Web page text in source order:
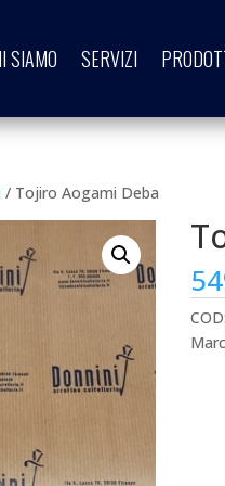
SIAMO SERVIZI
/ Tojiro Aogami Deba
COD: